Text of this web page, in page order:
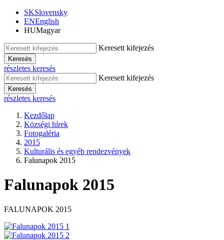
SKSlovensky
ENEnglish
HUMagyar
Keresett kifejezés
Keresés
részletes keresés
Keresett kifejezés
Keresés
részletes keresés
Kezdőlap
Községi hírek
Fotogaléria
2015
Kulturális és egyéb rendezvények
Falunapok 2015
Falunapok 2015
FALUNAPOK 2015